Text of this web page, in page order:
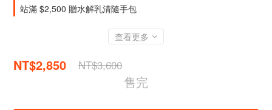
站滿 $2,500 贈水解乳清隨手包
查看更多
NT$2,850 NT$3,600
售完